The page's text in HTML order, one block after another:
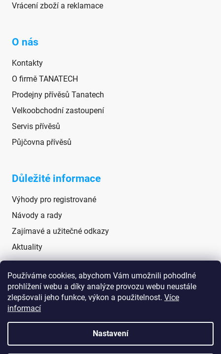
Používáme cookies, abychom Vám umožnili pohodlné
prohlížení webu a díky analýze provozu webu neustále
zlepšovali jeho funkce, výkon a použitelnost. Více
informací
Nastavení
Vrácení zboží a reklamace
O nás
Kontakty
O firmě TANATECH
Prodejny přívěsů Tanatech
Velkoobchodní zastoupení
Servis přívěsů
Půjčovna přívěsů
Důležité informace
Výhody pro registrované
Návody a rady
Zajímavé a užitečné odkazy
Aktuality
Sociální sítě